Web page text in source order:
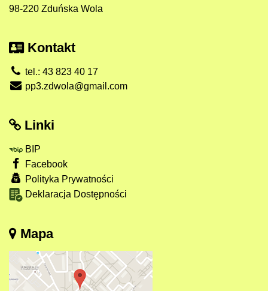
98-220 Zduńska Wola
Kontakt
tel.: 43 823 40 17
pp3.zdwola@gmail.com
Linki
BIP
Facebook
Polityka Prywatności
Deklaracja Dostępności
Mapa